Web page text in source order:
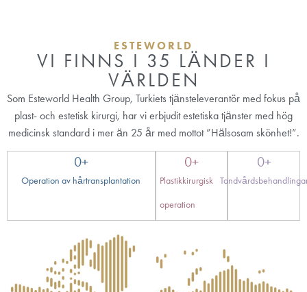
ESTEWORLD
VI FINNS I 35 LÄNDER I
VÄRLDEN
Som Esteworld Health Group, Turkiets tjänsteleverantör med fokus på
plast- och estetisk kirurgi, har vi erbjudit estetiska tjänster med hög
medicinsk standard i mer än 25 år med mottot ”Hälsosam skönhet!”.
Operation av hårtransplantation
0+
Plastikkirurgisk
operation
0+ 0+